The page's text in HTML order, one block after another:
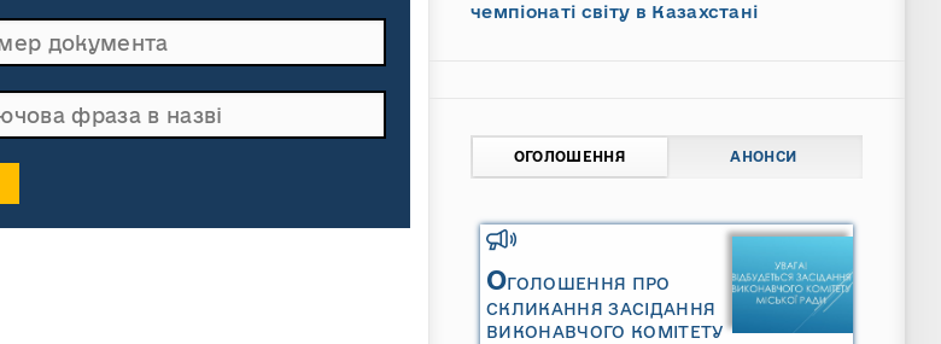
чемпіонаті світу в Казахстані
ОГОЛОШЕННЯ АНОНСИ
ОГОЛОШЕННЯ ПРО
СКЛИКАННЯ ЗАСІДАННЯ
ВИКОНАВЧОГО КОМІТЕТУ